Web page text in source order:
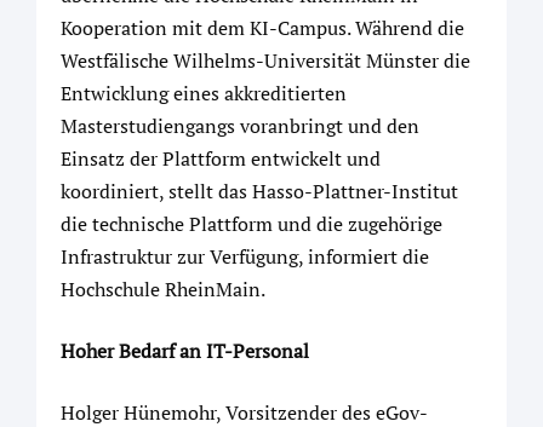
Kooperation mit dem KI-Campus. Während die
Westfälische Wilhelms-Universität Münster die
Entwicklung eines akkreditierten
Masterstudiengangs voranbringt und den
Einsatz der Plattform entwickelt und
koordiniert, stellt das Hasso-Plattner-Institut
die technische Plattform und die zugehörige
Infrastruktur zur Verfügung, informiert die
Hochschule RheinMain.
Hoher Bedarf an IT-Personal
Holger Hünemohr, Vorsitzender des eGov-